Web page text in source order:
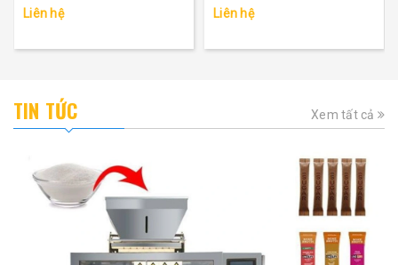
Liên hệ
Liên hệ
TIN TỨC Xem tất cả